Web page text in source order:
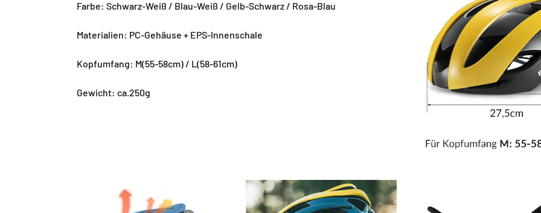
Farbe: Schwarz-Weiß / Blau-Weiß / Gelb-Schwarz / ‎Rosa-Blau
Materialien: PC-Gehäuse + EPS-Innenschale
Kopfumfang: M(55-58cm) / L(58-61cm)
Gewicht: ca.250g